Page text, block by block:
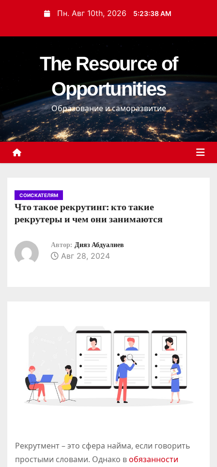
и
с
о
д
Пн. Авг 10th, 2026 5:23:39 AM
The Resource of
Opportunities
Образование и саморазвитие
СОИСКАТЕЛЯМ
Что такое рекрутинг: кто такие
рекрутеры и чем они занимаются
Автор: Дияз Абдуалиев
Авг 28, 2024
Рекрутмент – это сфера найма, если говорить
простыми словами. Однако вобязанности